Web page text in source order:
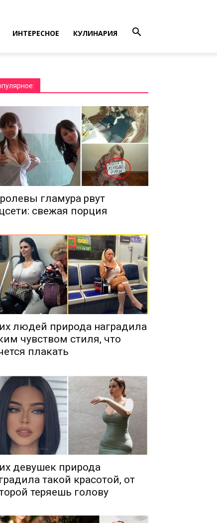
ИНТЕРЕСНОЕ КУЛИНАРИЯ
гламура рвут
свежая порция
людей природа наградила
чувством стиля, что
плакать
девушек природа
такой красотой, от
теряешь голову